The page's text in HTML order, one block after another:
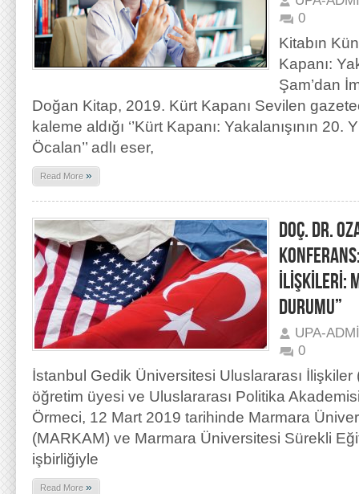
0
Kitabın
Kapanı:
Şam’dan
Doğan Kitap, 2019. Kürt Kapanı Sevilen
kaleme aldığı ‘’Kürt Kapanı: Yakalanışının 20.
Öcalan’’ adlı eser,
Read More »
DOÇ. DR.
İLİŞKİLERİ:
DURUMU”
UPA-
0
İstanbul Gedik Üniversitesi Uluslararası
öğretim üyesi ve Uluslararası Politika
Örmeci, 12 Mart 2019 tarihinde Marmara
(MARKAM) ve Marmara Üniversitesi Sürekli
işbirliğiyle
Read More »